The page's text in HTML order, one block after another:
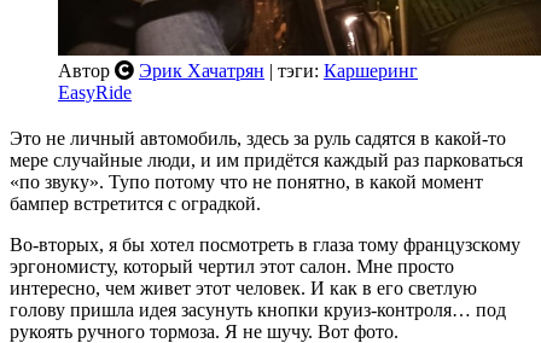
Автор Эрик Хачатрян | тэги: Каршеринг
EasyRide
Это не личный автомобиль, здесь за руль садятся в какой-то
мере случайные люди, и им придётся каждый раз парковаться
«по звуку». Тупо потому что не понятно, в какой момент
бампер встретится с оградкой.
Во-вторых, я бы хотел посмотреть в глаза тому французскому
эргономисту, который чертил этот салон. Мне просто
интересно, чем живет этот человек. И как в его светлую
голову пришла идея засунуть кнопки круиз-контроля… под
рукоять ручного тормоза. Я не шучу. Вот фото.